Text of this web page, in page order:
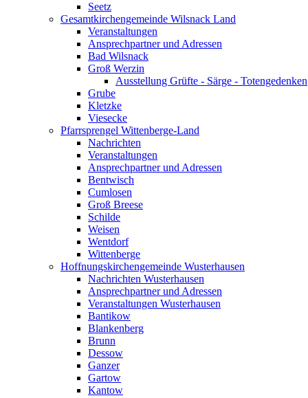
Seetz
Gesamtkirchengemeinde Wilsnack Land
Veranstaltungen
Ansprechpartner und Adressen
Bad Wilsnack
Groß Werzin
Ausstellung Grüfte - Särge - Totengedenken
Grube
Kletzke
Viesecke
Pfarrsprengel Wittenberge-Land
Nachrichten
Veranstaltungen
Ansprechpartner und Adressen
Bentwisch
Cumlosen
Groß Breese
Schilde
Weisen
Wentdorf
Wittenberge
Hoffnungskirchengemeinde Wusterhausen
Nachrichten Wusterhausen
Ansprechpartner und Adressen
Veranstaltungen Wusterhausen
Bantikow
Blankenberg
Brunn
Dessow
Ganzer
Gartow
Kantow